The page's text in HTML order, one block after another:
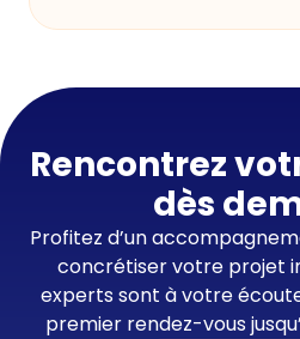
Rencontrez
dès
Profitez d’un
concrétiser votre projet
experts sont à votre
premier rendez-vous